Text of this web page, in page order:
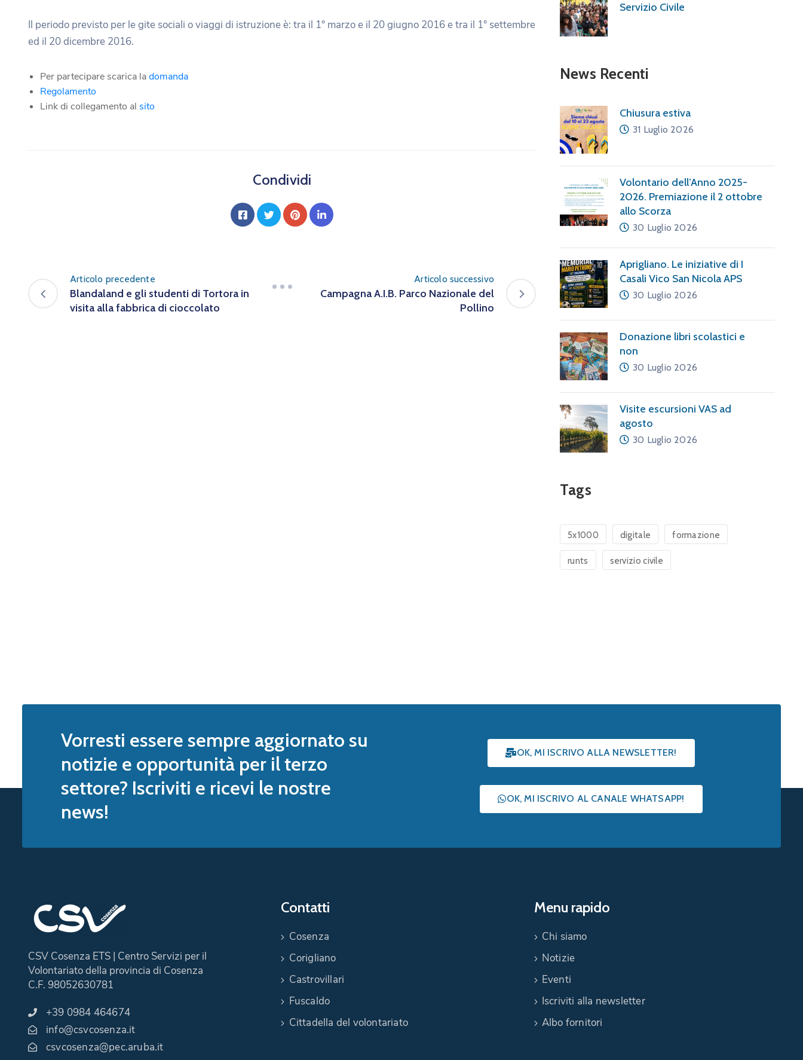
Il periodo previsto per le gite sociali o viaggi di istruzione è: tra il 1° marzo e il 20 giugno 2016 e tra il 1° settembre
ed il 20 dicembre 2016.
Per partecipare scarica ladomanda
Regolamento
Link di collegamento al sito
Condividi
Articolo precedente
Blandaland e gli studenti di Tortora in
visita alla fabbrica di cioccolato
Articolo successivo
Campagna A.I.B. Parco Nazionale del
Pollino
Servizio Civile
News Recenti
Chiusura estiva
31 Luglio 2026
Volontario dell’Anno 2025-
2026. Premiazione il 2 ottobre
allo Scorza
30 Luglio 2026
Aprigliano. Le iniziative di I
Casali Vico San Nicola APS
30 Luglio 2026
Donazione libri scolastici e
non
30 Luglio 2026
Visite escursioni VAS ad
agosto
30 Luglio 2026
Tags
5x1000 digitale formazione
runts servizio civile
Vorresti essere sempre aggiornato su
notizie e opportunità per il terzo
settore? Iscriviti e ricevi le nostre
news!
OK, MI ISCRIVO ALLA NEWSLETTER!
OK, MI ISCRIVO AL CANALE WHATSAPP!
CSV Cosenza ETS | Centro Servizi per il
Volontariato della provincia di Cosenza
C.F. 98052630781
+39 0984 464674
info@csvcosenza.it
csvcosenza@pec.aruba.it
Contatti
Cosenza
Corigliano
Castrovillari
Fuscaldo
Cittadella del volontariato
Menu rapido
Chi siamo
Notizie
Eventi
Iscriviti alla newsletter
Albo fornitori